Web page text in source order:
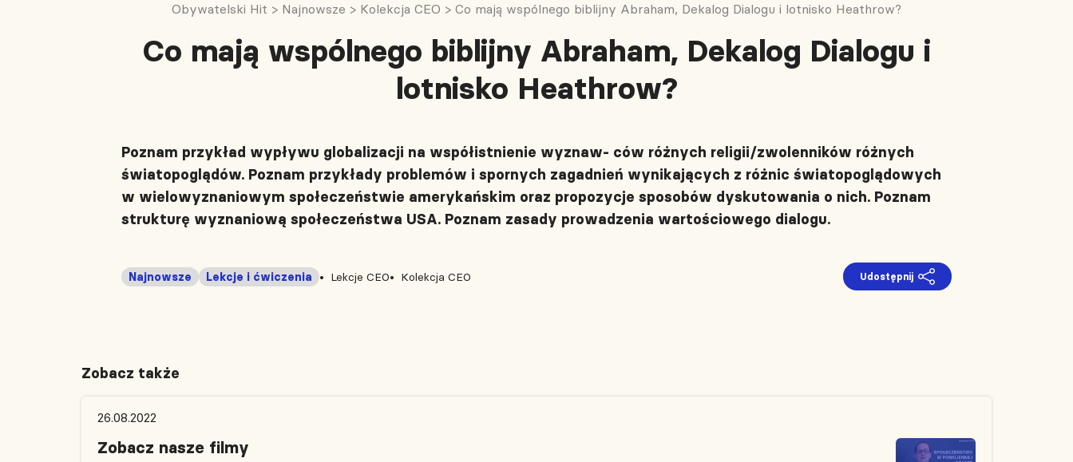
Obywatelski Hit > Najnowsze > Kolekcja CEO > Co mają wspólnego biblijny Abraham, Dekalog Dialogu i lotnisko Heathrow?
Co mają wspólnego biblijny Abraham, Dekalog Dialogu i
lotnisko Heathrow?
Poznam przykład wypływu globalizacji na współistnienie wyznaw- ców różnych religii/zwolenników różnych
światopoglądów. Poznam przykłady problemów i spornych zagadnień wynikających z różnic światopoglądowych
w wielowyznaniowym społeczeństwie amerykańskim oraz propozycje sposobów dyskutowania o nich. Poznam
strukturę wyznaniową społeczeństwa USA. Poznam zasady prowadzenia wartościowego dialogu.
Lekcje CEO
Najnowsze Lekcje i ćwiczenia Kolekcja CEO Udostępnij
Zobacz także
26.08.2022
Zobacz nasze filmy